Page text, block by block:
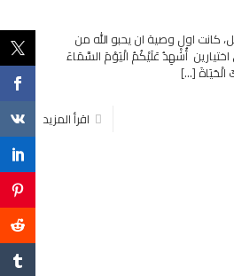
كانت اول وصية ان يحبو الله من
أُشْهِدُ عَلَيْكُمُ الْيَوْمَ السَّمَاءَ
[…]
اقرأ المزيد